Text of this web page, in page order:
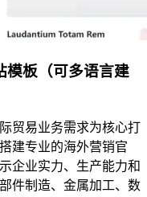
模板（可多语言建
贸易业务需求为核心打
建专业的海外营销官
企业实力、生产能力和
件制造、金属加工、数